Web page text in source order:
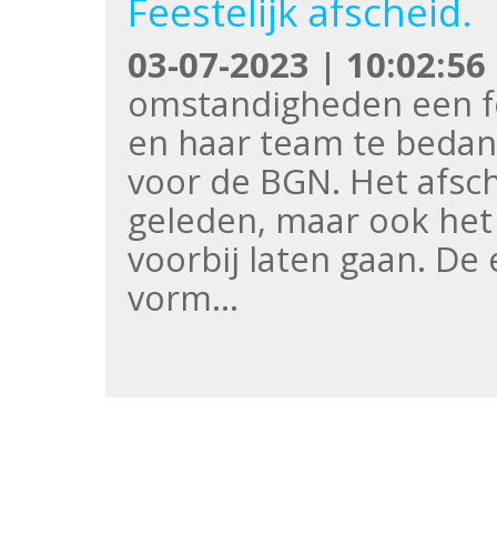
Feestelijk afscheid.
03-07-2023 | 10:02:56
omstandigheden een
en haar team te
voor de BGN. Het
geleden, maar ook
voorbij laten gaan.
vorm…